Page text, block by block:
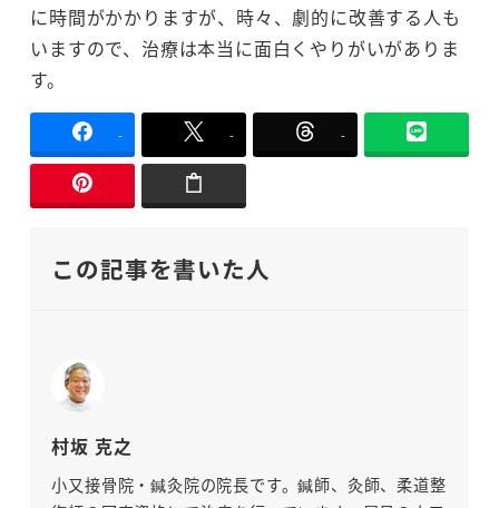
に時間がかかりますが、時々、劇的に改善する人も
いますので、治療は本当に面白くやりがいがありま
す。
- - -
この記事を書いた人
村坂 克之
小又接骨院・鍼灸院の院長です。鍼師、灸師、柔道整